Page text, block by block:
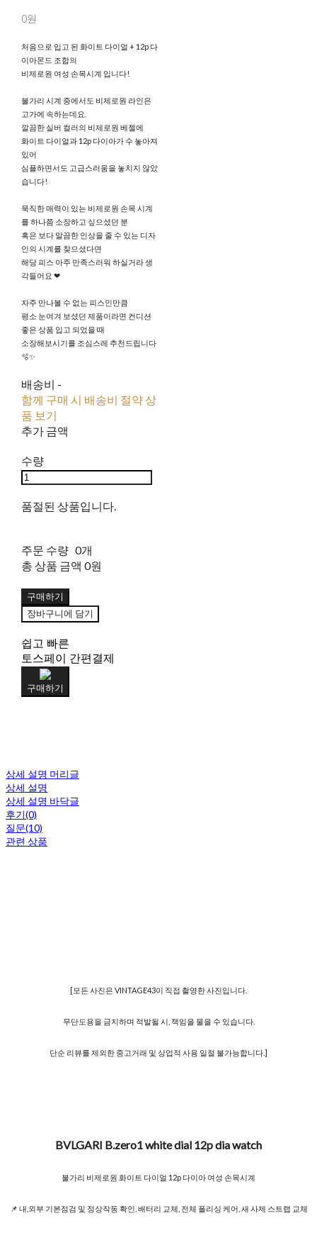
0원
처음으로 입고 된 화이트 다이얼 + 12p 다
이아몬드 조합의
비제로원 여성 손목시계 입니다!
불가리 시계 중에서도 비제로원 라인은
고가에 속하는데요.
깔끔한 실버 컬러의 비제로원 베젤에
화이트 다이얼과 12p 다이아가 수 놓아져
있어
심플하면서도 고급스러움을 놓치지 않았
습니다!
묵직한 매력이 있는 비제로원 손목 시계
를 하나쯤 소장하고 싶으셨던 분
혹은 보다 말끔한 인상을 줄 수 있는 디자
인의 시계를 찾으셨다면
해당 피스 아주 만족스러워 하실거라 생
각들어요 ❤︎
자주 만나볼 수 없는 피스인만큼
평소 눈여겨 보셨던 제품이라면 컨디션
좋은 상품 입고 되었을 때
소장해보시기를 조심스레 추천드립니다
🫧✨
배송비 -
함께 구매 시 배송비 절약 상
품 보기
추가 금액
수량
품절된 상품입니다.
주문 수량 0개
총 상품 금액 0원
구매하기
장바구니에 담기
쉽고 빠른
토스페이 간편결제
구매하기
상세 설명 머리글
상세 설명
상세 설명 바닥글
후기(0)
질문(10)
관련 상품
[모든 사진은 VINTAGE43이 직접 촬영한 사진입니다.
무단도용을 금지하며 적발될 시, 책임을 물을 수 있습니다.
단순 리뷰를 제외한 중고거래 및 상업적 사용 일절 불가능합니다.]
BVLGARI B.zero1 white dial 12p dia watch
불가리 비제로원 화이트 다이얼 12p 다이아 여성 손목시계
📌 내,외부 기본점검 및 정상작동 확인, 배터리 교체, 전체 폴리싱 케어, 새 사제 스트랩 교체